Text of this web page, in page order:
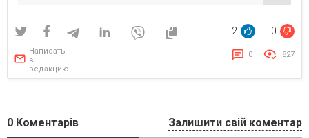
2 0
Написать
в
редакцию
0 827
0 Коментарів Залишити свій коментар